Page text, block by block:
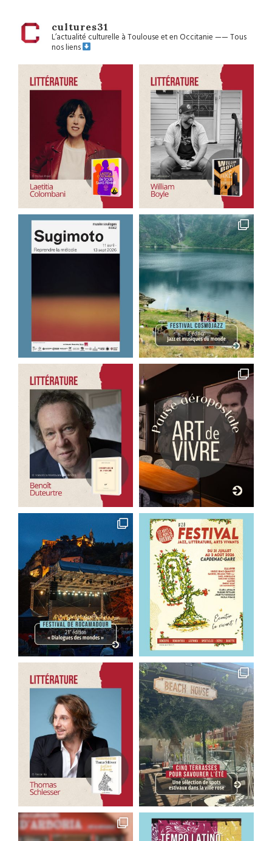
cultures31
L’actualité culturelle à Toulouse et en Occitanie——Tous
nos liens